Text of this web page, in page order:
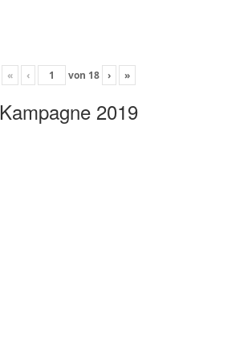
« ‹ von 18 › »
Kampagne 2019